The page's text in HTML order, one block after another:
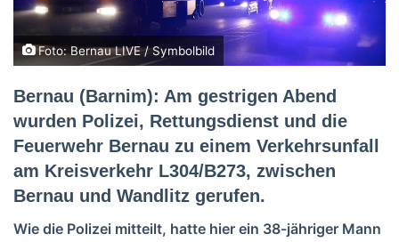
Foto: Bernau LIVE / Symbolbild
Bernau (Barnim): Am gestrigen Abend
wurden Polizei, Rettungsdienst und die
Feuerwehr Bernau zu einem Verkehrsunfall
am Kreisverkehr L304/B273, zwischen
Bernau und Wandlitz gerufen.
Wie die Polizei mitteilt, hatte hier ein 38-jähriger Mann